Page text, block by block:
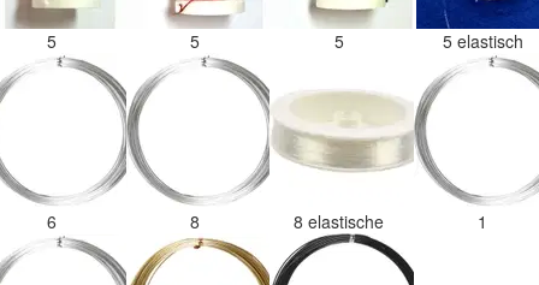
5 5 5 5 elastisch
6 8 8 elastische 1